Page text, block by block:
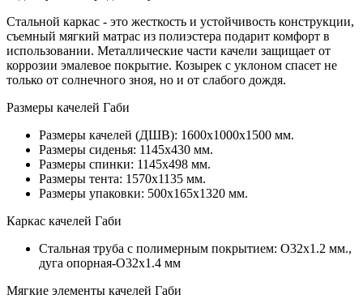
Стальной каркас - это жесткость и устойчивость конструкции,
съемный мягкий матрас из полиэстера подарит комфорт в
использовании. Металлические части качели защищает от
коррозии эмалевое покрытие. Козырек с уклоном спасет не
только от солнечного зноя, но и от слабого дождя.
Размеры качелей Габи
Размеры качелей (ДШВ): 1600х1000х1500 мм.
Размеры сиденья: 1145х430 мм.
Размеры спинки: 1145х498 мм.
Размеры тента: 1570х1135 мм.
Размеры упаковки: 500х165х1320 мм.
Каркас качелей Габи
Стальная труба с полимерным покрытием: O32х1.2 мм.,
дуга опорная-O32х1.4 мм
Мягкие элементы качелей Габи